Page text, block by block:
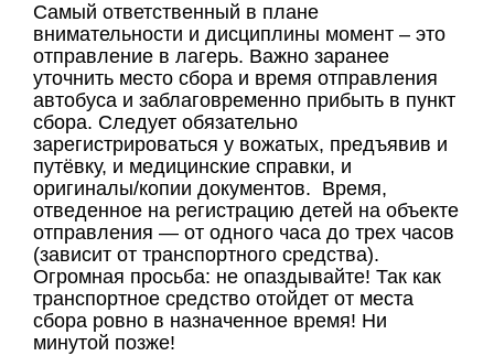
Самый ответственный в плане
внимательности и дисциплины момент – это
отправление в лагерь. Важно заранее
уточнить место сбора и время отправления
автобуса и заблаговременно прибыть в пункт
сбора. Следует обязательно
зарегистрироваться у вожатых, предъявив и
путёвку, и медицинские справки, и
оригиналы/копии документов. Время,
отведенное на регистрацию детей на объекте
отправления — от одного часа до трех часов
(зависит от транспортного средства).
Огромная просьба: не опаздывайте! Так как
транспортное средство отойдет от места
сбора ровно в назначенное время! Ни
минутой позже!